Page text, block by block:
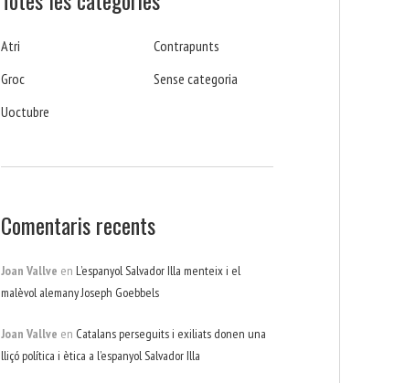
Atri
Contrapunts
Groc
Sense categoria
Uoctubre
Comentaris recents
Joan Vallve en L’espanyol Salvador Illa menteix i el
malèvol alemany Joseph Goebbels
Joan Vallve en Catalans perseguits i exiliats donen una
lliçó política i ètica a l’espanyol Salvador Illa